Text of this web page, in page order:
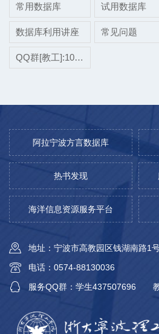
常用数据库 试用数据库
数据库利用讲座 常见问题
QQ群[教工]:1038697975
阿拉宁波方言数据库
热书发现
海洋信息资源服务平台
地址：宁波市高教园区钱湖南路1
电话：0574-88130036
服务QQ群：学生437507696